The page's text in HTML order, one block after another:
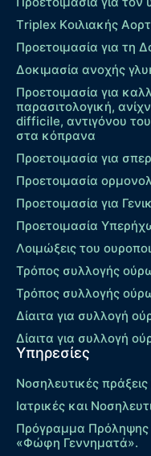
Τriplex Kοιλιακής
Προετοιμασία για τη
Δοκιμασία ανοχής
Προετοιμασία για
παρασιτολογική,
difficile, αντιγόνου
στα κόπρανα
Προετοιμασία για
Προετοιμασία
Προετοιμασία για
Προετοιμασία
Λοιμώξεις του
Τρόπος συλλογής
Τρόπος συλλογής
Δίαιτα για συλλογή
Δίαιτα για συλλογή
Υπηρεσίες
Νοσηλευτικές πράξεις
Ιατρικές και
Πρόγραμμα Πρόληψης
«Φώφη Γεννηματά».